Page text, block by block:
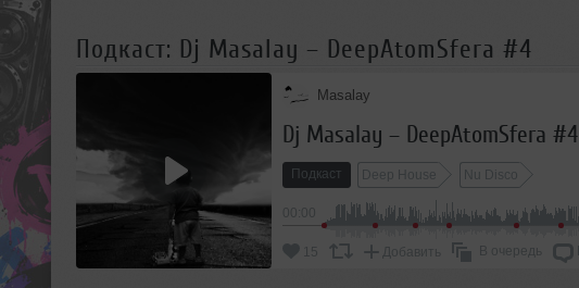
Подкаст: Dj Masalay – DeepAtomSfera #4
Masalay
Dj Masalay – DeepAtomSfera #4
Подкаст Deep House Nu Disco
15 Добавить В очередь